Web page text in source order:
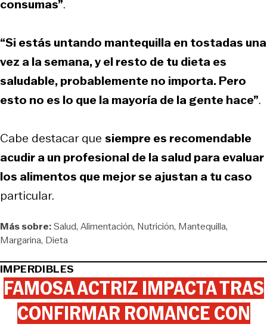
consumas”.
“Si estás untando mantequilla en tostadas una
vez a la semana, y el resto de tu dieta es
saludable, probablemente no importa. Pero
esto no es lo que la mayoría de la gente hace”.
Cabe destacar que siempre es recomendable
acudir a un profesional de la salud para evaluar
los alimentos que mejor se ajustan a tu caso
particular.
Más sobre:Salud Alimentación Nutrición Mantequilla
Margarina Dieta
IMPERDIBLES
FAMOSA ACTRIZ IMPACTA TRAS
CONFIRMAR ROMANCE CON